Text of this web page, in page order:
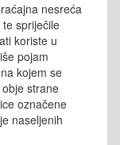
nesreća
spriječile
koriste u
pojam
kojem se
strane
označene
naseljenih